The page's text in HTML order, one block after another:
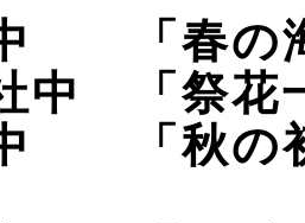
「春の
中 「祭花
「秋の